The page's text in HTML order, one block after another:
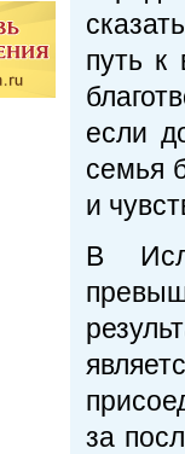
путь к
если
семья
и
В
за